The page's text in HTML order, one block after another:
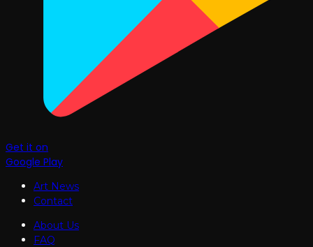
Get it on
Google Play
Art News
Contact
About Us
FAQ